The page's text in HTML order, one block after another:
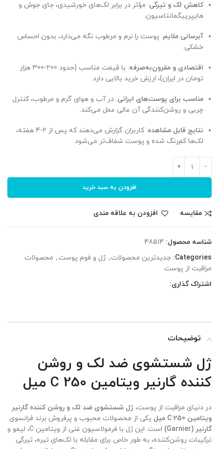
کاهش لک و تیرگی: مؤثر در برابر لک‌های خورشیدی، جای جوش و
هایپرپیگمانتاسیون.
آبرسانی ملایم: پوست را نرم و مرطوب نگه می‌دارد، بدون احساس
خشکی.
اقتصادی و مقرون‌به‌صرفه
: با قیمت مناسب (حدود 200-300 هزار
تومان در ایران)، ارزش خرید بالایی دارد.
مناسب برای پوست‌های ایرانی: در آب و هوای گرم و مرطوب، کنترل
چربی و روشن‌کنندگی آن عالی عمل می‌کند.
نتایج قابل مشاهده
: کاربران گزارش می‌دهند که پس از 2-4 هفته،
لک‌ها کم‌رنگ شده و پوست شفاف‌تر می‌شود.
افزودن به سبد خرید
مقایسه افزودن به علاقه مندی
شناسه محصول: 48514
Categories: جدیدترین محصولات , ژل و فوم پوست , محصولات
مراقبت از پوست
اشتراک گذاری:
توضیحات
ژل شستشوی ضد لک و روشن
کننده گارنیر ویتامین C 250 میل
در دنیای مراقبت از پوست، ژل شستشوی ضد لک و روشن کننده گارنیر
ویتامین C 250 میل
یکی از محصولات محبوب و پرفروش برند فرانسوی
گارنیر (Garnier)
است. این ژل با فرمولاسیون غنی از ویتامین C، لیمو و
ترکیبات روشن‌کننده، به طور خاص برای مقابله با لک‌های تیره، تیرگی